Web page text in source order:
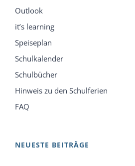
Outlook
it’s learning
Speiseplan
Schulkalender
Schulbücher
Hinweis zu den Schulferien
FAQ
NEUESTE BEITRÄGE